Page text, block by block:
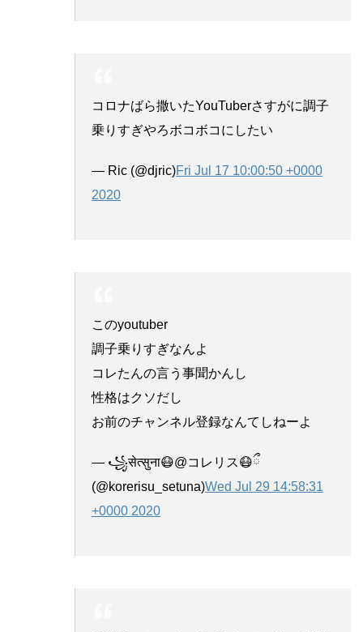
コロナばら撒いたYouTuberさすがに調子
乗りすぎやろボコボコにしたい
— Ric (@djric)Fri Jul 17 10:00:50 +0000
2020
このyoutuber
調子乗りすぎなんよ
コレたんの言う事聞かんし
性格はクソだし
お前のチャンネル登録なんてしねーよ
— ꧁सेत्सुना😷@コレリス😷ྀ
(@korerisu_setuna)Wed Jul 29 14:58:31
+0000 2020